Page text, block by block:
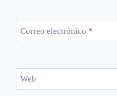
Correo electrónico *
Web